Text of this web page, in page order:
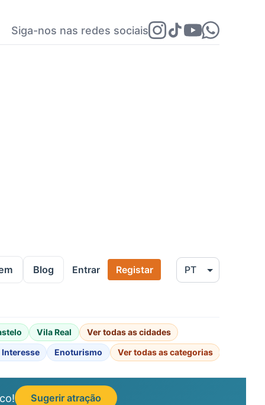
Siga-nos nas redes sociais
Blog Entrar Registar
Vila Real
Ver todas as cidades
Interesse
Enoturismo Ver todas as categorias
Sugerir atração